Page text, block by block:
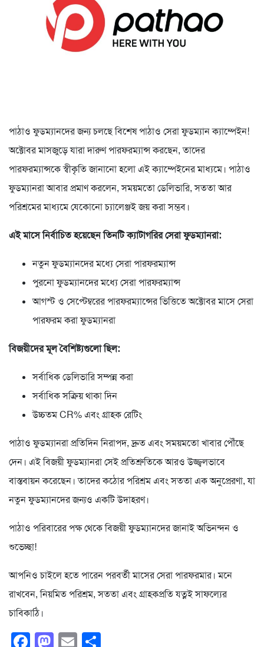
পাঠাও ফুডম্যানদের জন্য চলছে বিশেষ পাঠাও সেরা ফুডম্যান ক্যাম্পেইন!
অক্টোবর মাসজুড়ে যারা দারুণ পারফরম্যান্স করছেন, তাদের
পারফরম্যান্সকে স্বীকৃতি জানানো হলো এই ক্যাম্পেইনের মাধ্যমে। পাঠাও
ফুডম্যানরা আবার প্রমাণ করলেন, সময়মতো ডেলিভারি, সততা আর
পরিশ্রমের মাধ্যমে যেকোনো চ্যালেঞ্জই জয় করা সম্ভব।
এই মাসে নির্বাচিত হয়েছেন তিনটি ক্যাটাগরির সেরা ফুডম্যানরা:
নতুন ফুডম্যানদের মধ্যে সেরা পারফরম্যান্স
পুরনো ফুডম্যানদের মধ্যে সেরা পারফরম্যান্স
আগস্ট ও সেপ্টেম্বরের পারফরম্যান্সের ভিত্তিতে অক্টোবর মাসে সেরা
পারফরম করা ফুডম্যানরা
বিজয়ীদের মূল বৈশিষ্ট্যগুলো ছিল:
সর্বাধিক ডেলিভারি সম্পন্ন করা
সর্বাধিক সক্রিয় থাকা দিন
উচ্চতম CR% এবং গ্রাহক রেটিং
পাঠাও ফুডম্যানরা প্রতিদিন নিরাপদ, দ্রুত এবং সময়মতো খাবার পৌঁছে
দেন। এই বিজয়ী ফুডম্যানরা সেই প্রতিশ্রুতিকে আরও উজ্জ্বলভাবে
বাস্তবায়ন করেছেন। তাদের কঠোর পরিশ্রম এবং সততা এক অনুপ্রেরণা, যা
নতুন ফুডম্যানদের জন্যও একটি উদাহরণ।
পাঠাও পরিবারের পক্ষ থেকে বিজয়ী ফুডম্যানদের জানাই অভিনন্দন ও
শুভেচ্ছা!
আপনিও চাইলে হতে পারেন পরবর্তী মাসের সেরা পারফরমার। মনে
রাখবেন, নিয়মিত পরিশ্রম, সততা এবং গ্রাহকপ্রতি যত্নই সাফল্যের
চাবিকাঠি।
Facebook
Mastodon
Email